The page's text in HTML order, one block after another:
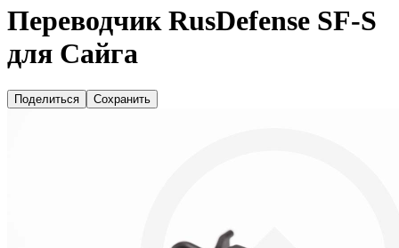
Переводчик RusDefense SF-S
для Сайга
Поделиться Сохранить